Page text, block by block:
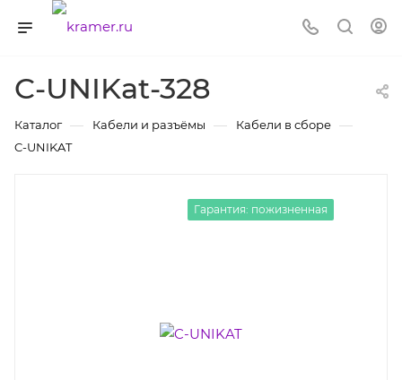
C-UNIKat-328
Каталог — Кабели и разъёмы — Кабели в сборе —
C-UNIKAT
Гарантия: пожизненная